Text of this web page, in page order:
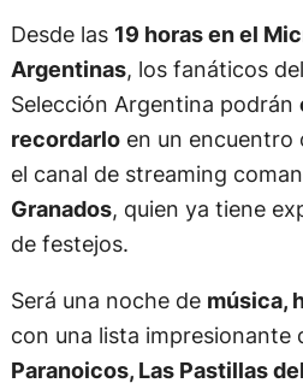
Desde las 19 horas en el
Argentinas, los fanáticos
Selección Argentina podrán
recordarloen un encuentro
el canal de streaming
Granados, quien ya tiene
de festejos.
Será una noche de música,
con una lista impresionante
Paranoicos, Las Pastillas